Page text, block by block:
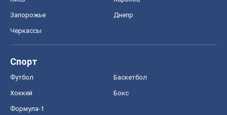
Запорожье Днепр
Черкассы
Спорт
Футбол Баскетбол
Хоккей Бокс
Формула-1